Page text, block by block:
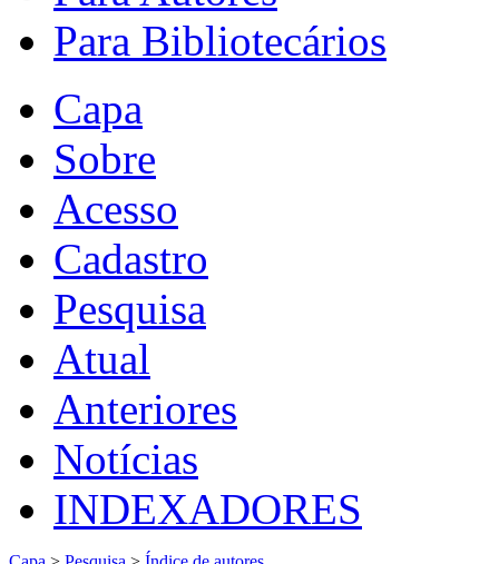
Para Bibliotecários
Capa
Sobre
Acesso
Cadastro
Pesquisa
Atual
Anteriores
Notícias
INDEXADORES